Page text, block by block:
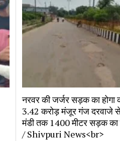
नरवर की जर्जर सड़क का होगा
3.42 करोड़ मंजूर गंज दरवाजे
मंडी तक 1400 मीटर सड़क का
/ Shivpuri News<br>